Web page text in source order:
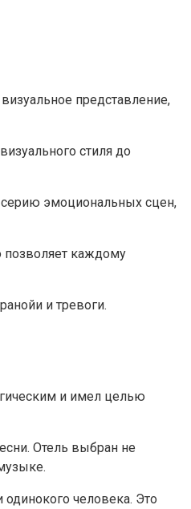
представление,
стиля до
серию эмоциональных сцен,
позволяет каждому
и тревоги.
и имел целью
Отель выбран не
человека. Это